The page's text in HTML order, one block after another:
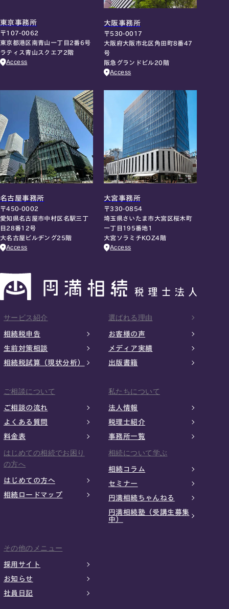
東京事務所
〒107-0062
東京都港区南青山一丁目2番6号
ラティス青山スクエア2階
Access
大阪事務所
〒530-0017
大阪府大阪市北区角田町8番47
号
阪急グランドビル20階
Access
名古屋事務所
〒450-0002
愛知県名古屋市中村区名駅三丁
目28番12号
大名古屋ビルヂング25階
Access
大宮事務所
〒330-0854
埼玉県さいたま市大宮区桜木町
一丁目195番地1
大宮ソラミチKOZ4階
Access
サービス紹介
相続税申告
生前対策相談
相続税試算（現状分析）
選ばれる理由
お客様の声
メディア実績
出版書籍
ご相談について
ご相談の流れ
よくある質問
料金表
私たちについて
法人情報
税理士紹介
事務所一覧
はじめての相続でお困り
の方へ
はじめての方へ
相続ロードマップ
相続について学ぶ
相続コラム
セミナー
円満相続ちゃんねる
円満相続塾（受講生募集
中）
その他のメニュー
採用サイト
お知らせ
社員日記